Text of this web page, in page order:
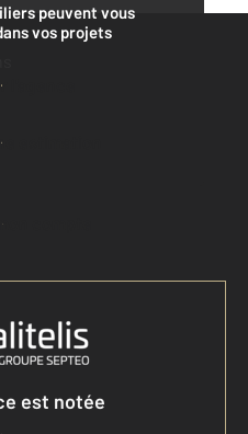
peuvent vous
vos projets
l'agence
estimation
compte
est notée